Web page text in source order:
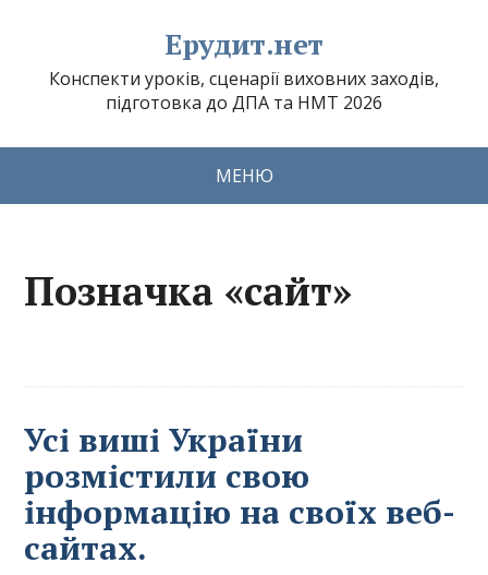
Ерудит.нет
Конспекти уроків, сценарії виховних заходів,
підготовка до ДПА та НМТ 2026
МЕНЮ
Позначка «сайт»
Усі виші України
розмістили свою
інформацію на своїх веб-
сайтах.